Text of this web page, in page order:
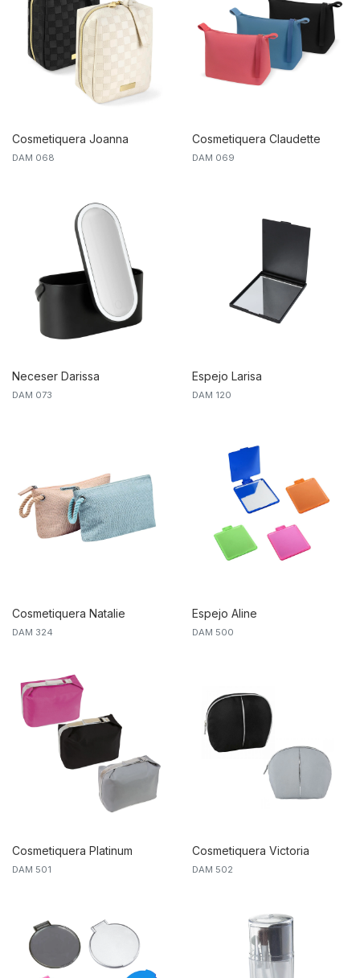
Cosmetiquera Joanna
DAM 068
Cosmetiquera Claudette
DAM 069
Neceser Darissa
DAM 073
Espejo Larisa
DAM 120
Cosmetiquera Natalie
DAM 324
Espejo Aline
DAM 500
Cosmetiquera Platinum
DAM 501
Cosmetiquera Victoria
DAM 502